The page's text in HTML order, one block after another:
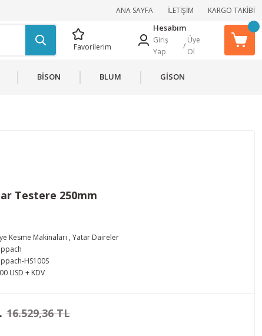
ANA SAYFA İLETİŞİM KARGO TAKİBİ
Favorilerim
Hesabım
Giriş
Yap
/
Üye
Ol
BİSON BLUM GİSON
Testere 250mm
Kesme Makinaları , Yatar Daireler
HS100S
USD + KDV
16.529,36 TL